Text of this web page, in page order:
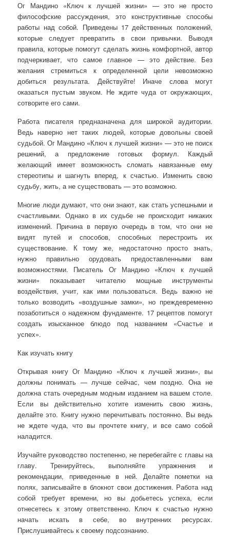
Ог Мандино «Ключ к лучшей жизни» — это не просто
философские рассуждения, это конструктивные способы
работы над собой. Приведены 17 действенных положений,
которые следует превратить в свои привычки. Выводя
правила, которые помогут сделать жизнь комфортной, автор
подчеркивает, что самое главное — это действие. Без
желания стремиться к определенной цели невозможно
добиться результата. Действуйте! Иначе слова могут
оказаться пустым звуком. Не ждите чуда от окружающих,
сотворите его сами.
Работа писателя предназначена для широкой аудитории.
Ведь наверно нет таких людей, которые довольны своей
судьбой. Ог Мандино «Ключ к лучшей жизни» — это не поиск
решений, а предложение готовых формул. Каждый
желающий имеет возможность сломать навязанные ему
стереотипы и шагнуть вперед, к счастью. Изменить свою
судьбу, жить, а не существовать — это возможно.
Многие люди думают, что они знают, как стать успешными и
счастливыми. Однако в их судьбе не происходит никаких
изменений. Причина в первую очередь в том, что они не
видят путей и способов, способных перестроить их
существование. К тому же, недостаточно просто знать,
нужно правильно орудовать предоставленными вам
возможностями. Писатель Ог Мандино «Ключ к лучшей
жизни» показывает читателю мощные инструменты
воздействия, учит, как ими пользоваться. Ведь важно не
только возводить «воздушные замки», но преждевременно
позаботиться о надежном фундаменте. 17 рецептов помогут
создать изысканное блюдо под названием «Счастье и
успех».
Как изучать книгу
Открывая книгу Ог Мандино «Ключ к лучшей жизни», вы
должны понимать — лучше сейчас, чем поздно. Она не
должна стать очередным модным изданием на вашем столе.
Если вы действительно хотите изменить свою жизнь,
делайте это. Книгу нужно перечитывать постоянно. Вы ведь
не ждете чуда, что вы прочтете книгу, и все само собой
наладится.
Изучайте руководство постепенно, не перебегайте с главы на
главу. Тренируйтесь, выполняйте упражнения и
рекомендации, приведенные в ней. Делайте пометки на
полях, записывайте в блокнот свои достижения. Работа над
собой требует времени, но вы добьетесь успеха, если
отнесетесь к этому ответственно. Ключ к счастью нужно
начать искать в себе, во внутренних ресурсах.
Прислушивайтесь к своему подсознанию.